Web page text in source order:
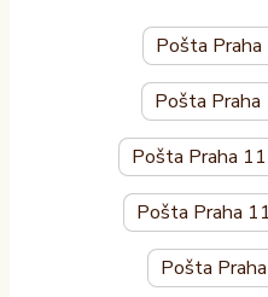
Pošta
Pošta
Pošta Praha
Pošta Praha
Pošta